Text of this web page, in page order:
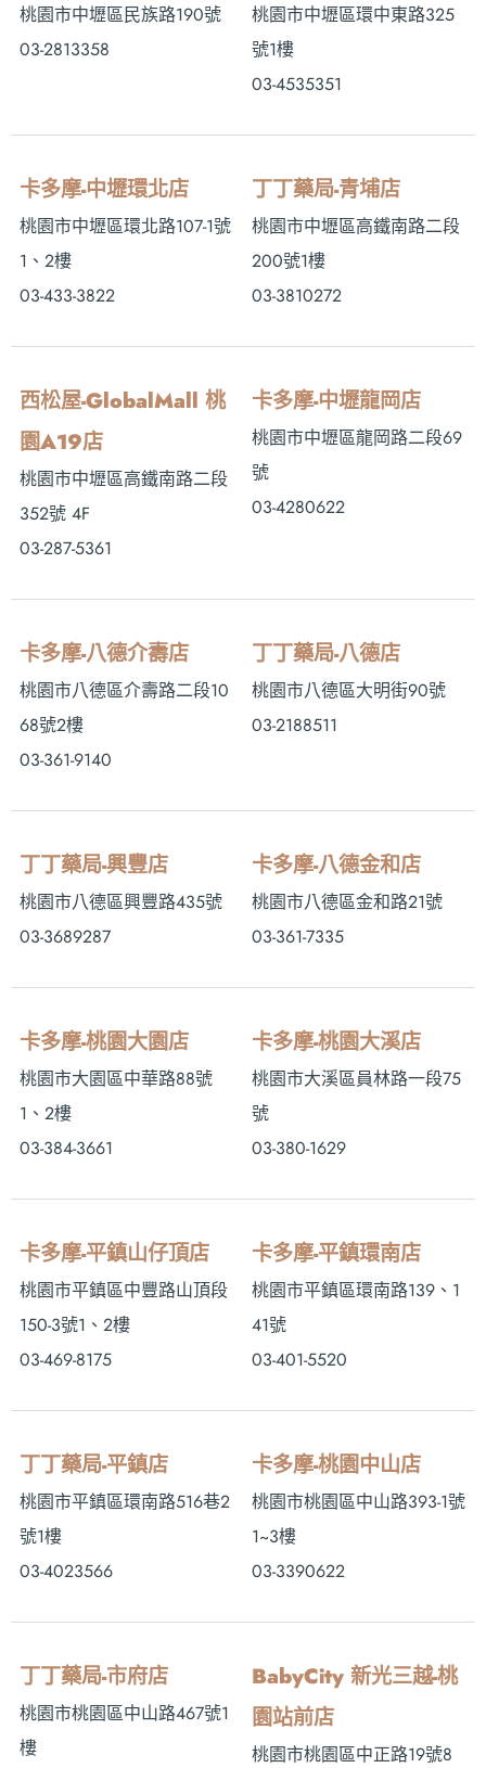
桃園市中壢區民族路190號
03-2813358
桃園市中壢區環中東路325
號1樓
03-4535351
卡多摩-中壢環北店
桃園市中壢區環北路107-1號
1、2樓
03-433-3822
丁丁藥局-青埔店
桃園市中壢區高鐵南路二段
200號1樓
03-3810272
西松屋-GlobalMall 桃
園A19店
桃園市中壢區高鐵南路二段
352號 4F
03-287-5361
卡多摩-中壢龍岡店
桃園市中壢區龍岡路二段69
號
03-4280622
卡多摩-八德介壽店
桃園市八德區介壽路二段10
68號2樓
03-361-9140
丁丁藥局-八德店
桃園市八德區大明街90號
03-2188511
丁丁藥局-興豐店
桃園市八德區興豐路435號
03-3689287
卡多摩-八德金和店
桃園市八德區金和路21號
03-361-7335
卡多摩-桃園大園店
桃園市大園區中華路88號
1、2樓
03-384-3661
卡多摩-桃園大溪店
桃園市大溪區員林路一段75
號
03-380-1629
卡多摩-平鎮山仔頂店
桃園市平鎮區中豐路山頂段
150-3號1、2樓
03-469-8175
卡多摩-平鎮環南店
桃園市平鎮區環南路139、1
41號
03-401-5520
丁丁藥局-平鎮店
桃園市平鎮區環南路516巷2
號1樓
03-4023566
卡多摩-桃園中山店
桃園市桃園區中山路393-1號
1~3樓
03-3390622
丁丁藥局-市府店
桃園市桃園區中山路467號1
樓
BabyCity 新光三越-桃
園站前店
桃園市桃園區中正路19號8